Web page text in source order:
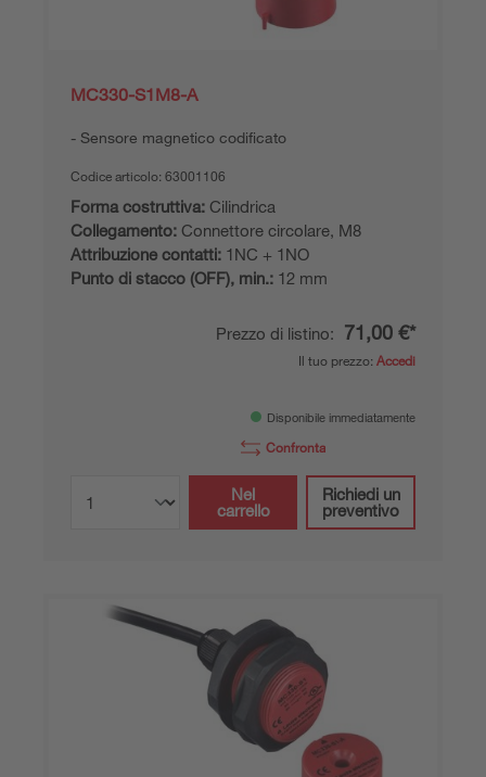
MC330-S1M8-A
Sensore magnetico codificato
Codice articolo: 63001106
Forma costruttiva: Cilindrica
Collegamento: Connettore circolare, M8
Attribuzione contatti: 1NC + 1NO
Punto di stacco (OFF), min.: 12 mm
Prezzo di listino: 71,00 €*
Il tuo prezzo: Accedi
Disponibile immediatamente
Confronta
Nel
carrello
Richiedi un
preventivo